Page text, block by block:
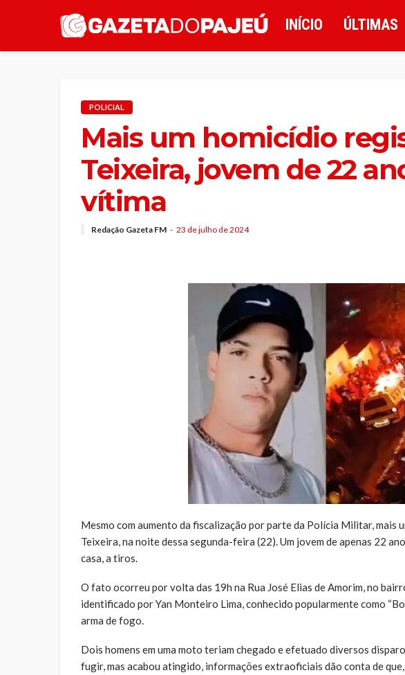
INÍCIO ÚLTIMAS
POLICIAL
Mais um homicídio
Teixeira, jovem de 22
vítima
Redação Gazeta FM 23 de julho de 2024
Mesmo com aumento da fiscalização por parte da Polícia Militar, mais
Teixeira, na noite dessa segunda-feira (22). Um jovem de apenas 22
casa, a tiros.
O fato ocorreu por volta das 19h na Rua José Elias de Amorim, no
identificado por Yan Monteiro Lima, conhecido popularmente como
arma de fogo.
Dois homens em uma moto teriam chegado e efetuado diversos
fugir, mas acabou atingido, informações extraoficiais dão conta de